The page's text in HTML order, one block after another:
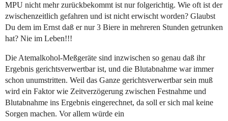
MPU nicht mehr zurückbekommt ist nur folgerichtig. Wie oft ist der
zwischenzeitlich gefahren und ist nicht erwischt worden? Glaubst
Du dem im Ernst daß er nur 3 Biere in mehreren Stunden getrunken
hat? Nie im Leben!!!
Die Atemalkohol-Meßgeräte sind inzwischen so genau daß ihr
Ergebnis gerichtsverwertbar ist, und die Blutabnahme war immer
schon unumstritten. Weil das Ganze gerichtsverwertbar sein muß
wird ein Faktor wie Zeitverzögerung zwischen Festnahme und
Blutabnahme ins Ergebnis eingerechnet, da soll er sich mal keine
Sorgen machen. Vor allem würde ein